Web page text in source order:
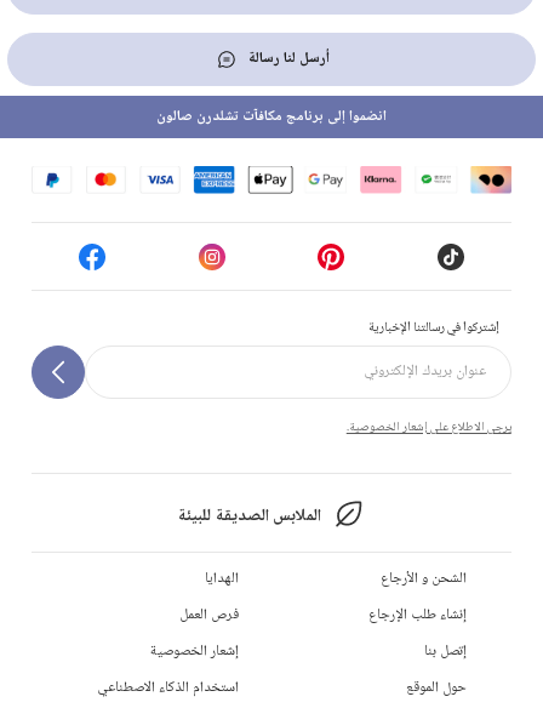
أرسل لنا رسالة
إشتركوا في رسالتنا الإخبارية
يرجى الاطلاع على إشعار الخصوصية.
الملابس الصديقة للبيئة
انضموا إلى برنامج مكافآت تشلدرن صالون
الشحن و الأرجاع
إنشاء طلب الإرجاع
إتصل بنا
حول الموقع
الهدايا
فرص العمل
إشعار الخصوصية
استخدام الذكاء الاصطناعي